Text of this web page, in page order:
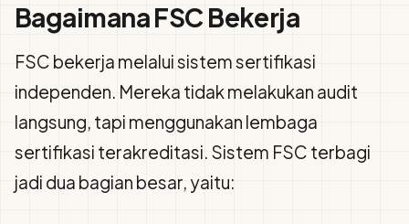
Bagaimana FSC Bekerja
FSC bekerja melalui sistem sertifikasi
independen. Mereka tidak melakukan audit
langsung, tapi menggunakan lembaga
sertifikasi terakreditasi. Sistem FSC terbagi
jadi dua bagian besar, yaitu: